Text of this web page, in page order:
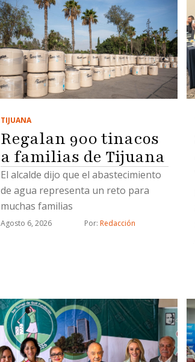
TIJUANA
Regalan 900 tinacos
a familias de Tijuana
El alcalde dijo que el abastecimiento
de agua representa un reto para
muchas familias
Agosto 6, 2026 Por: Redacción